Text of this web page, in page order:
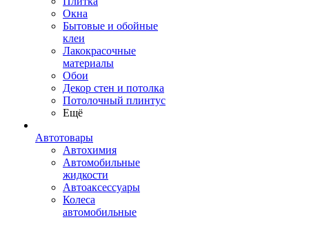
Окна
Бытовые и обойные
клеи
Лакокрасочные
материалы
Обои
Декор стен и потолка
Потолочный плинтус
Ещё
Автотовары
Автохимия
Автомобильные
жидкости
Автоаксессуары
Колеса
автомобильные